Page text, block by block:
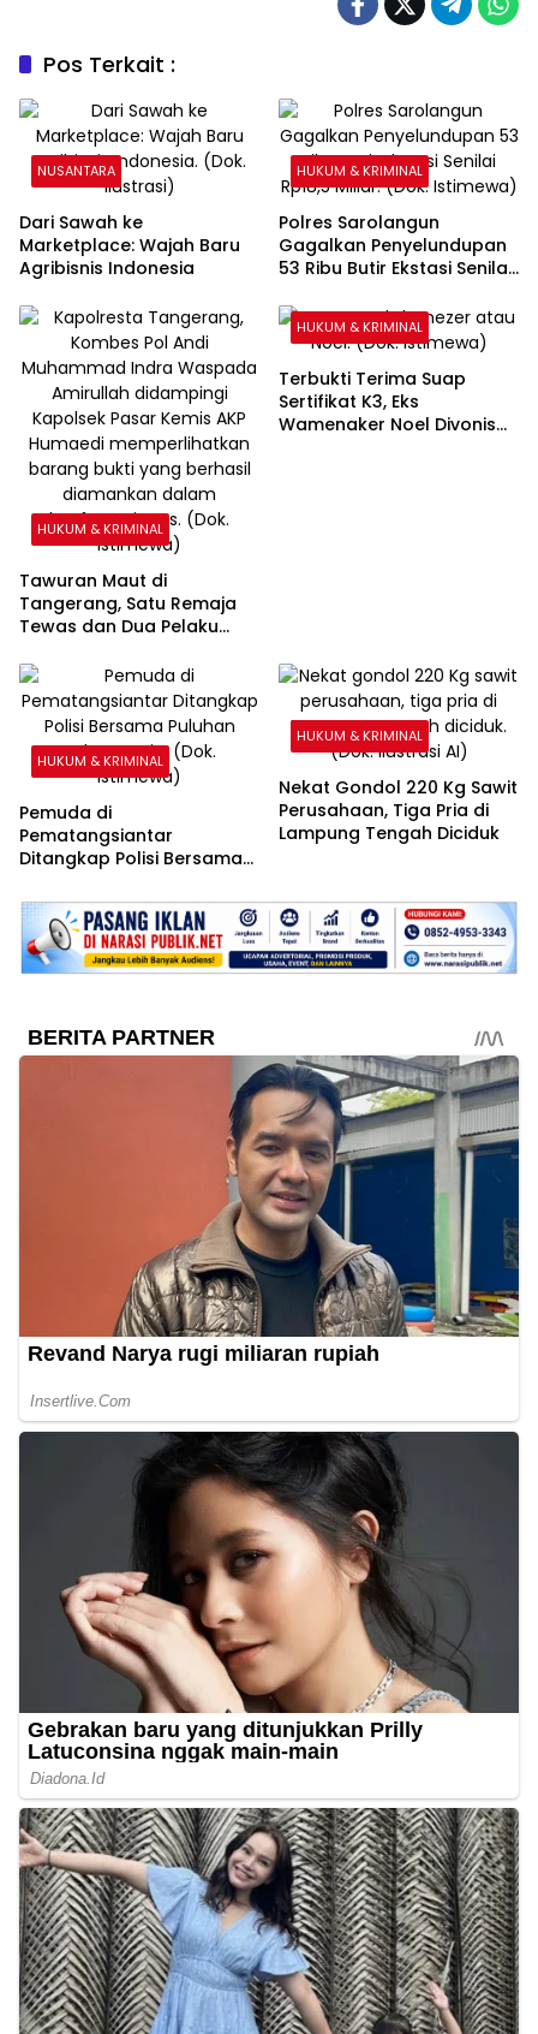
Pos Terkait :
NUSANTARA
Dari Sawah ke
Marketplace: Wajah Baru
Agribisnis Indonesia
HUKUM & KRIMINAL
Polres Sarolangun
Gagalkan Penyelundupan
53 Ribu Butir Ekstasi Senilai
HUKUM & KRIMINAL
Tawuran Maut di
Tangerang, Satu Remaja
Tewas dan Dua Pelaku
HUKUM & KRIMINAL
Terbukti Terima Suap
Sertifikat K3, Eks
Wamenaker Noel Divonis
HUKUM & KRIMINAL
Pemuda di
Pematangsiantar
Ditangkap Polisi Bersama
HUKUM & KRIMINAL
Nekat Gondol 220 Kg Sawit
Perusahaan, Tiga Pria di
Lampung Tengah Diciduk